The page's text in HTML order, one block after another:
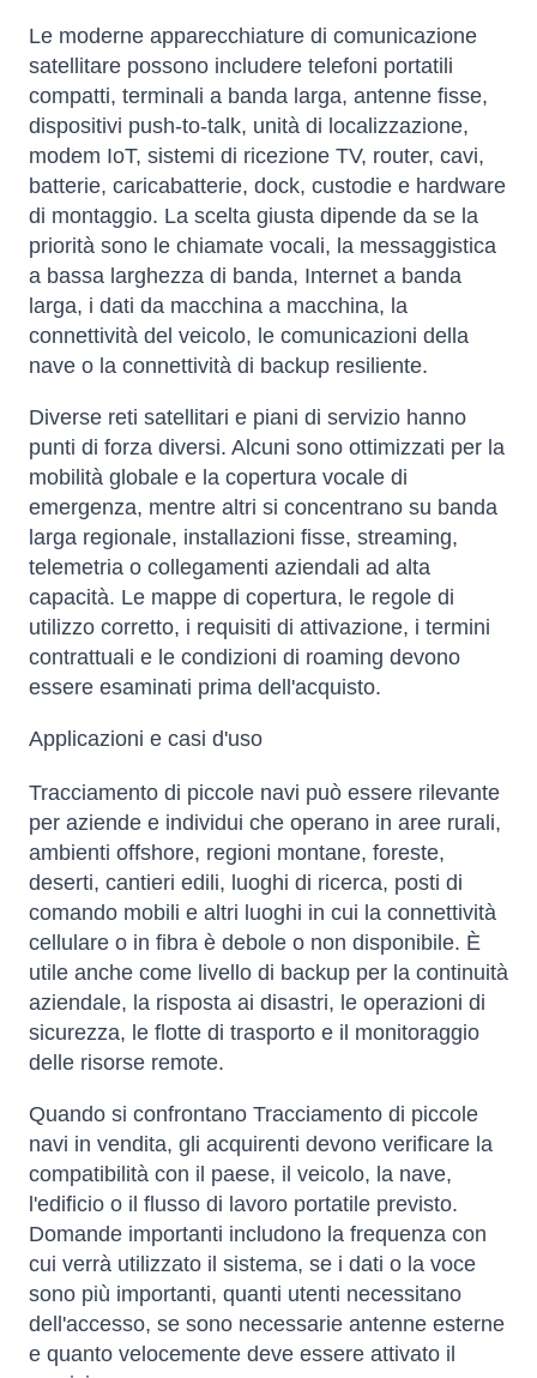
Le moderne apparecchiature di comunicazione
satellitare possono includere telefoni portatili
compatti, terminali a banda larga, antenne fisse,
dispositivi push-to-talk, unità di localizzazione,
modem IoT, sistemi di ricezione TV, router, cavi,
batterie, caricabatterie, dock, custodie e hardware
di montaggio. La scelta giusta dipende da se la
priorità sono le chiamate vocali, la messaggistica
a bassa larghezza di banda, Internet a banda
larga, i dati da macchina a macchina, la
connettività del veicolo, le comunicazioni della
nave o la connettività di backup resiliente.
Diverse reti satellitari e piani di servizio hanno
punti di forza diversi. Alcuni sono ottimizzati per la
mobilità globale e la copertura vocale di
emergenza, mentre altri si concentrano su banda
larga regionale, installazioni fisse, streaming,
telemetria o collegamenti aziendali ad alta
capacità. Le mappe di copertura, le regole di
utilizzo corretto, i requisiti di attivazione, i termini
contrattuali e le condizioni di roaming devono
essere esaminati prima dell'acquisto.
Applicazioni e casi d'uso
Tracciamento di piccole navi può essere rilevante
per aziende e individui che operano in aree rurali,
ambienti offshore, regioni montane, foreste,
deserti, cantieri edili, luoghi di ricerca, posti di
comando mobili e altri luoghi in cui la connettività
cellulare o in fibra è debole o non disponibile. È
utile anche come livello di backup per la continuità
aziendale, la risposta ai disastri, le operazioni di
sicurezza, le flotte di trasporto e il monitoraggio
delle risorse remote.
Quando si confrontano Tracciamento di piccole
navi in vendita, gli acquirenti devono verificare la
compatibilità con il paese, il veicolo, la nave,
l'edificio o il flusso di lavoro portatile previsto.
Domande importanti includono la frequenza con
cui verrà utilizzato il sistema, se i dati o la voce
sono più importanti, quanti utenti necessitano
dell'accesso, se sono necessarie antenne esterne
e quanto velocemente deve essere attivato il